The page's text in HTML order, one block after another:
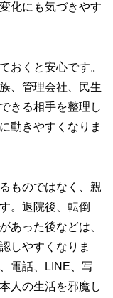
化にも気づきやす
おくと安心です。
、管理会社、民生
きる相手を整理し
動きやすくなりま
ものではなく、親
。退院後、転倒
あった後などは、
しやすくなりま
電話、LINE、写
人の生活を邪魔し